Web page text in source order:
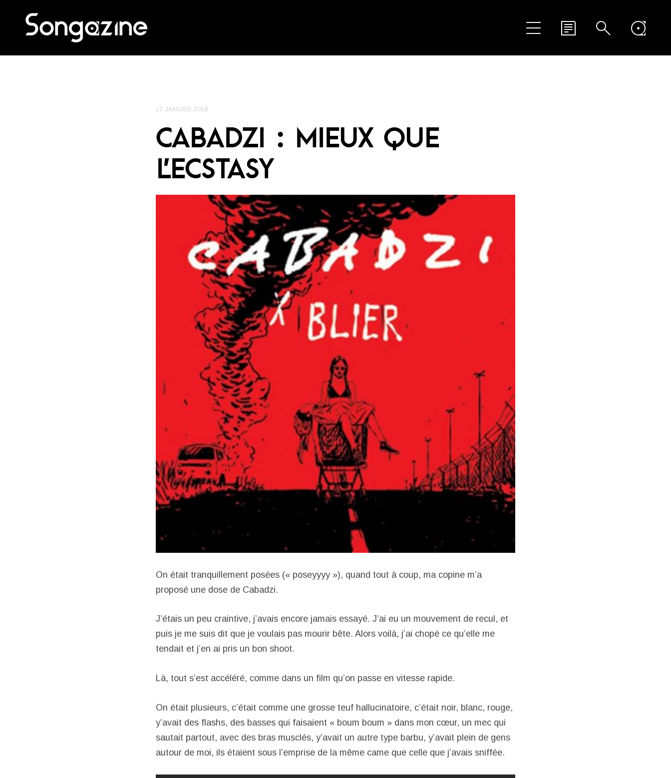
17 JANVIER 2018
CABADZI : MIEUX QUE
L’ECSTASY
On était tranquillement posées (« poseyyyy »), quand tout à coup, ma copine m’a
proposé une dose de Cabadzi.
J’étais un peu craintive, j’avais encore jamais essayé. J’ai eu un mouvement de recul, et
puis je me suis dit que je voulais pas mourir bête. Alors voilà, j’ai chopé ce qu’elle me
tendait et j’en ai pris un bon shoot.
Là, tout s’est accéléré, comme dans un film qu’on passe en vitesse rapide.
On était plusieurs, c’était comme une grosse teuf hallucinatoire, c’était noir, blanc, rouge,
y’avait des flashs, des basses qui faisaient « boum boum » dans mon cœur, un mec qui
sautait partout, avec des bras musclés, y’avait un autre type barbu, y’avait plein de gens
autour de moi, ils étaient sous l’emprise de la même came que celle que j’avais sniffée.